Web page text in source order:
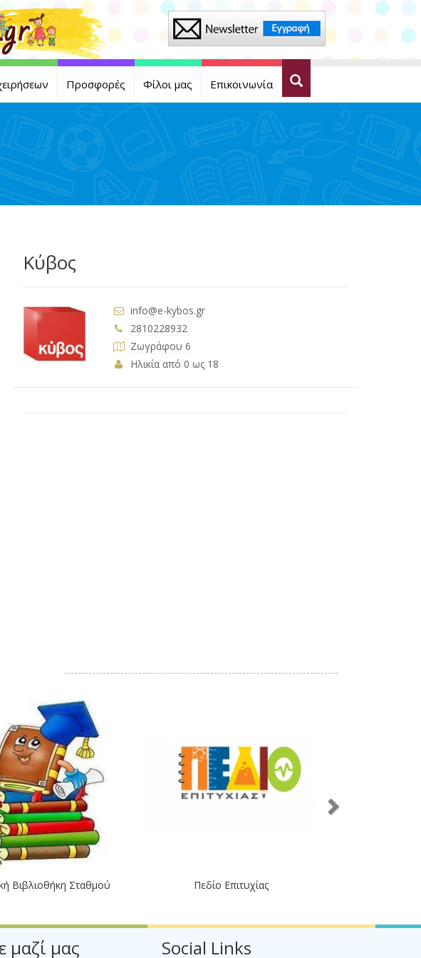
Προσφορές Φίλοι μας Επικοινωνία
Κύβος
info@e-kybos.gr
2810228932
Ζωγράφου 6
Ηλικία από 0 ως 18
Βιβλιοθήκη Σταθμού Πεδίο Επιτυχίας
μαζί μας Social Links